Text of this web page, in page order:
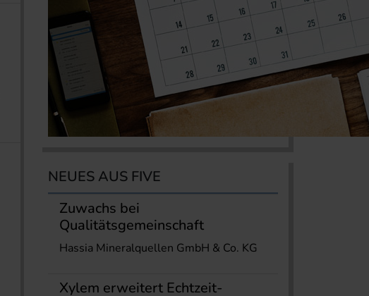
NEUES AUS FIVE
Zuwachs bei
Qualitätsgemeinschaft
Hassia Mineralquellen GmbH & Co. KG
Xylem erweitert Echtzeit-